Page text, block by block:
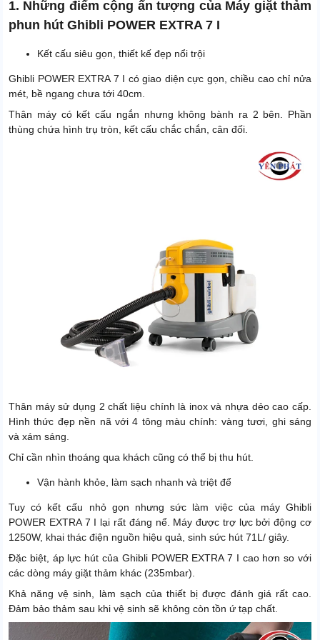
1. Những điểm cộng ấn tượng của Máy giặt thảm
phun hút Ghibli POWER EXTRA 7 I
Kết cấu siêu gọn, thiết kế đẹp nổi trội
Ghibli POWER EXTRA 7 I có giao diện cực gọn, chiều cao chỉ nửa
mét, bề ngang chưa tới 40cm.
Thân máy có kết cấu ngắn nhưng không bành ra 2 bên. Phần
thùng chứa hình trụ tròn, kết cấu chắc chắn, cân đối.
Thân máy sử dụng 2 chất liệu chính là inox và nhựa dẻo cao cấp.
Hình thức đẹp nền nã với 4 tông màu chính: vàng tươi, ghi sáng
và xám sáng.
Chỉ cần nhìn thoáng qua khách cũng có thể bị thu hút.
Vận hành khỏe, làm sạch nhanh và triệt để
Tuy có kết cấu nhỏ gọn nhưng sức làm việc của máy Ghibli
POWER EXTRA 7 I lại rất đáng nể. Máy được trợ lực bởi động cơ
1250W, khai thác điện nguồn hiệu quả, sinh sức hút 71L/ giây.
Đặc biệt, áp lực hút của Ghibli POWER EXTRA 7 I cao hơn so với
các dòng máy giặt thảm khác (235mbar).
Khả năng vệ sinh, làm sạch của thiết bị được đánh giá rất cao.
Đảm bảo thảm sau khi vệ sinh sẽ không còn tồn ứ tạp chất.